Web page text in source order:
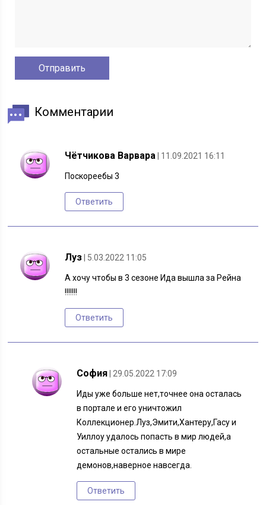
Комментарии
Чётчикова Варвара | 11.09.2021 16:11
Поскореебы 3
Ответить
Луз | 5.03.2022 11:05
А хочу чтобы в 3 сезоне Ида вышла за Рейна
!!!!!!!
Ответить
София | 29.05.2022 17:09
Иды уже больше нет,точнее она осталась
в портале и его уничтожил
Коллекционер.Луз,Эмити,Хантеру,Гасу и
Уиллоу удалось попасть в мир людей,а
остальные остались в мире
демонов,наверное навсегда.
Ответить